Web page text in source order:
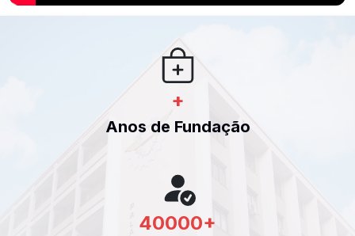
+
Anos de Fundação
40000+